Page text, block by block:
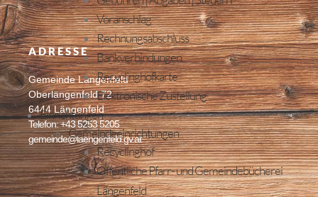
Voranschlag
Rechnungsabschluss
Bankverbindungen
Recyclinghofkarte
Elektronische Zustellung
Einrichtungen
Gemeindeeinrichtungen
Recyclinghof
Öffentliche Pfarr- und Gemeindebücherei
Längenfeld
ADRESSE
Gemeinde Längenfeld
Oberlängenfeld 72
6444 Längenfeld
Telefon: +43 5253 5205
gemeinde@laengenfeld.gv.at